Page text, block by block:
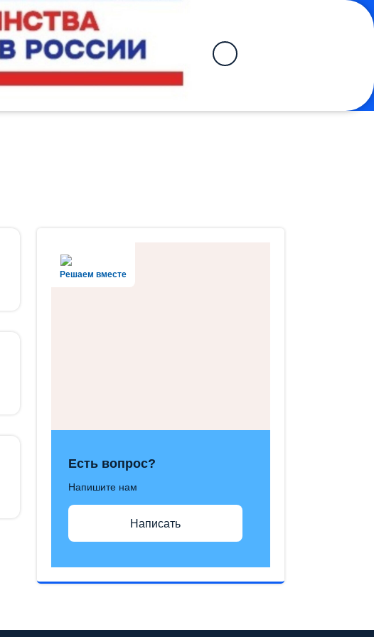
Решаем вместе
Есть вопрос?
Напишите нам
Написать